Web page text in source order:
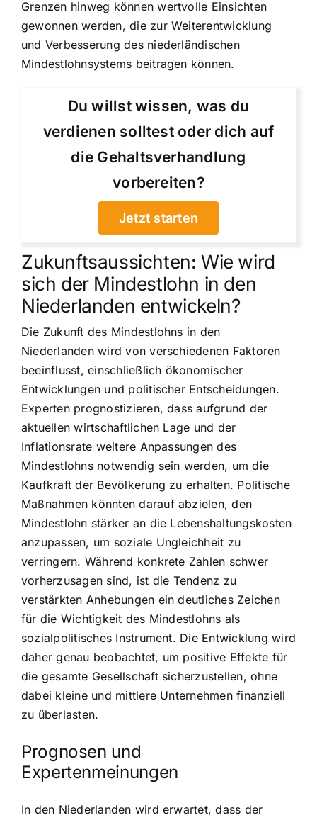
Grenzen hinweg können wertvolle Einsichten
gewonnen werden, die zur Weiterentwicklung
und Verbesserung des niederländischen
Mindestlohnsystems beitragen können.
Du willst wissen, was du
verdienen solltest oder dich auf
die Gehaltsverhandlung
vorbereiten?
Jetzt starten
Zukunftsaussichten: Wie wird
sich der Mindestlohn in den
Niederlanden entwickeln?
Die Zukunft des Mindestlohns in den
Niederlanden wird von verschiedenen Faktoren
beeinflusst, einschließlich ökonomischer
Entwicklungen und politischer Entscheidungen.
Experten prognostizieren, dass aufgrund der
aktuellen wirtschaftlichen Lage und der
Inflationsrate weitere Anpassungen des
Mindestlohns notwendig sein werden, um die
Kaufkraft der Bevölkerung zu erhalten. Politische
Maßnahmen könnten darauf abzielen, den
Mindestlohn stärker an die Lebenshaltungskosten
anzupassen, um soziale Ungleichheit zu
verringern. Während konkrete Zahlen schwer
vorherzusagen sind, ist die Tendenz zu
verstärkten Anhebungen ein deutliches Zeichen
für die Wichtigkeit des Mindestlohns als
sozialpolitisches Instrument. Die Entwicklung wird
daher genau beobachtet, um positive Effekte für
die gesamte Gesellschaft sicherzustellen, ohne
dabei kleine und mittlere Unternehmen finanziell
zu überlasten.
Prognosen und
Expertenmeinungen
In den Niederlanden wird erwartet, dass der